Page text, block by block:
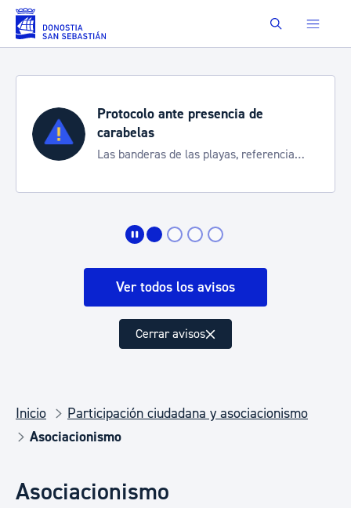
Saltar al contenido principal Buscar
Protocolo ante presencia de
carabelas
Las banderas de las playas, referencia
Ver todos los avisos
Cerrar avisos
Inicio
Participación ciudadana y asociacionismo
Asociacionismo
Asociacionismo